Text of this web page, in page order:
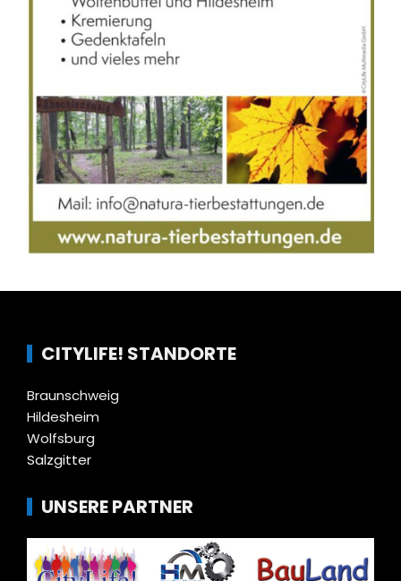
CITYLIFE! STANDORTE
Braunschweig
Hildesheim
Wolfsburg
Salzgitter
UNSERE PARTNER